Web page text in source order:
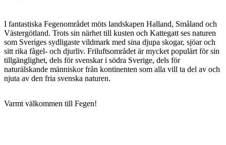
I fantastiska Fegenområdet möts landskapen Halland, Småland och
Västergötland. Trots sin närhet till kusten och Kattegatt ses naturen
som Sveriges sydligaste vildmark med sina djupa skogar, sjöar och
sitt rika fågel- och djurliv. Friluftsområdet är mycket populärt för sin
tillgänglighet, dels för svenskar i södra Sverige, dels för
naturälskande människor från kontinenten som alla vill ta del av och
njuta av den fria svenska naturen.
Varmt välkommen till Fegen!